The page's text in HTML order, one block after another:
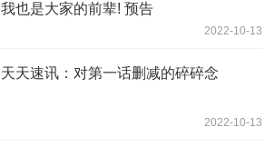
我也是大家的前辈! 预告
2022-10-13
天天速讯：对第一话删减的碎碎念
2022-10-13